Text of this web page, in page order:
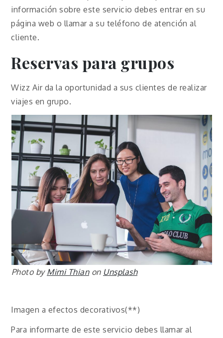
información sobre este servicio debes entrar en su
página web o llamar a su teléfono de atención al
cliente.
Reservas para grupos
Wizz Air da la oportunidad a sus clientes de realizar
viajes en grupo.
Photo by Mimi Thianon Unsplash
Imagen a efectos decorativos(**)
Para informarte de este servicio debes llamar al